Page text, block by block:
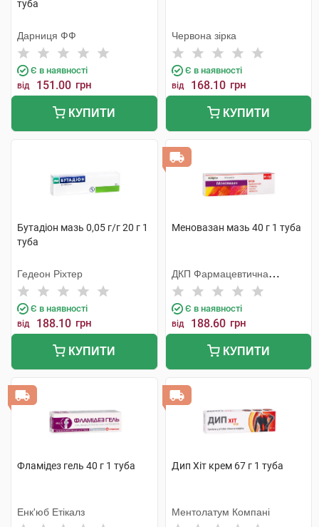
туба
Дарниця ФФ
Є в наявності
від 151.00 грн
КУПИТИ
Червона зірка
Є в наявності
від 168.10 грн
КУПИТИ
Бутадіон мазь 0,05 г/г 20 г 1
туба
Гедеон Ріхтер
Є в наявності
від 188.10 грн
КУПИТИ
Меновазан мазь 40 г 1 туба
ДКП Фармацевтична
фабрика
Є в наявності
від 188.60 грн
КУПИТИ
Фламідез гель 40 г 1 туба
Енк'юб Етікалз
Дип Хіт крем 67 г 1 туба
Ментолатум Компані